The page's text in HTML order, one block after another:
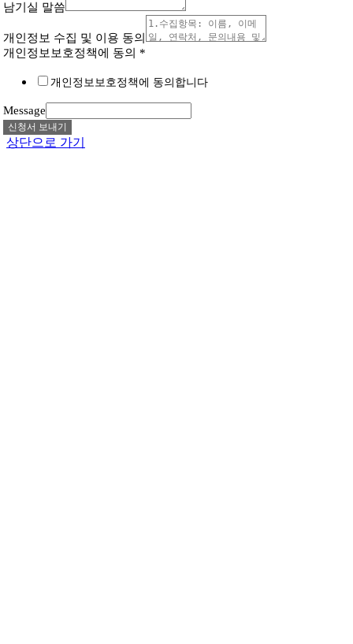
남기실 말씀
개인정보 수집 및 이용 동의
개인정보보호정책에 동의 *
개인정보보호정책에 동의합니다
Message
신청서 보내기
상단으로 가기